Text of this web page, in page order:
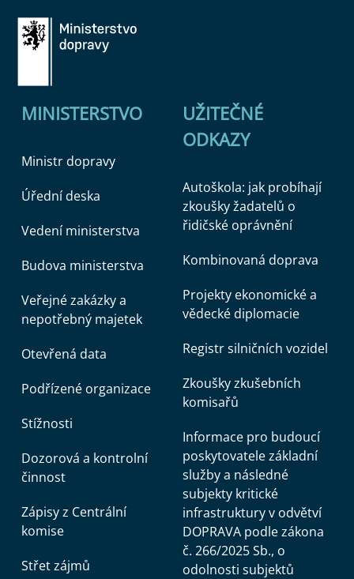
MINISTERSTVO
Ministr dopravy
Úřední deska
Vedení ministerstva
Budova ministerstva
Veřejné zakázky a
nepotřebný majetek
Otevřená data
Podřízené organizace
Stížnosti
Dozorová a kontrolní
činnost
Zápisy z Centrální
komise
Střet zájmů
UŽITEČNÉ
ODKAZY
Autoškola: jak probíhají
zkoušky žadatelů o
řidičské oprávnění
Kombinovaná doprava
Projekty ekonomické a
vědecké diplomacie
Registr silničních vozidel
Zkoušky zkušebních
komisařů
Informace pro budoucí
poskytovatele základní
služby a následné
subjekty kritické
infrastruktury v odvětví
DOPRAVA podle zákona
č. 266/2025 Sb., o
odolnosti subjektů